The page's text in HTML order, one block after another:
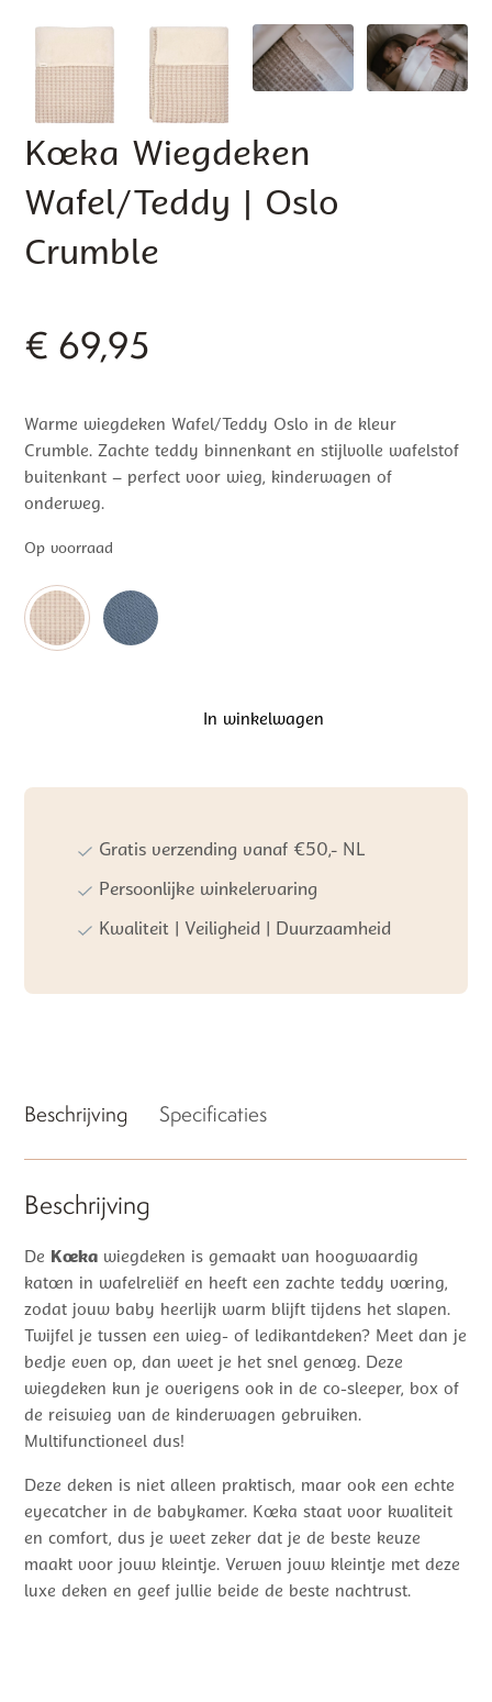
Koeka Wiegdeken
Wafel/Teddy | Oslo
Crumble
€ 69,95
Warme wiegdeken Wafel/Teddy Oslo in de kleur
Crumble. Zachte teddy binnenkant en stijlvolle wafelstof
buitenkant – perfect voor wieg, kinderwagen of
onderweg.
Op voorraad
Crumble
In winkelwagen
Gratis verzending vanaf €50,- NL
Persoonlijke winkelervaring
Kwaliteit | Veiligheid | Duurzaamheid
Beschrijving Specificaties
Beschrijving
De Koeka wiegdeken is gemaakt van hoogwaardig
katoen in wafelreliëf en heeft een zachte teddy voering,
zodat jouw baby heerlijk warm blijft tijdens het slapen.
Twijfel je tussen een wieg- of ledikantdeken? Meet dan je
bedje even op, dan weet je het snel genoeg. Deze
wiegdeken kun je overigens ook in de co-sleeper, box of
de reiswieg van de kinderwagen gebruiken.
Multifunctioneel dus!
Deze deken is niet alleen praktisch, maar ook een echte
eyecatcher in de babykamer. Koeka staat voor kwaliteit
en comfort, dus je weet zeker dat je de beste keuze
maakt voor jouw kleintje. Verwen jouw kleintje met deze
luxe deken en geef jullie beide de beste nachtrust.